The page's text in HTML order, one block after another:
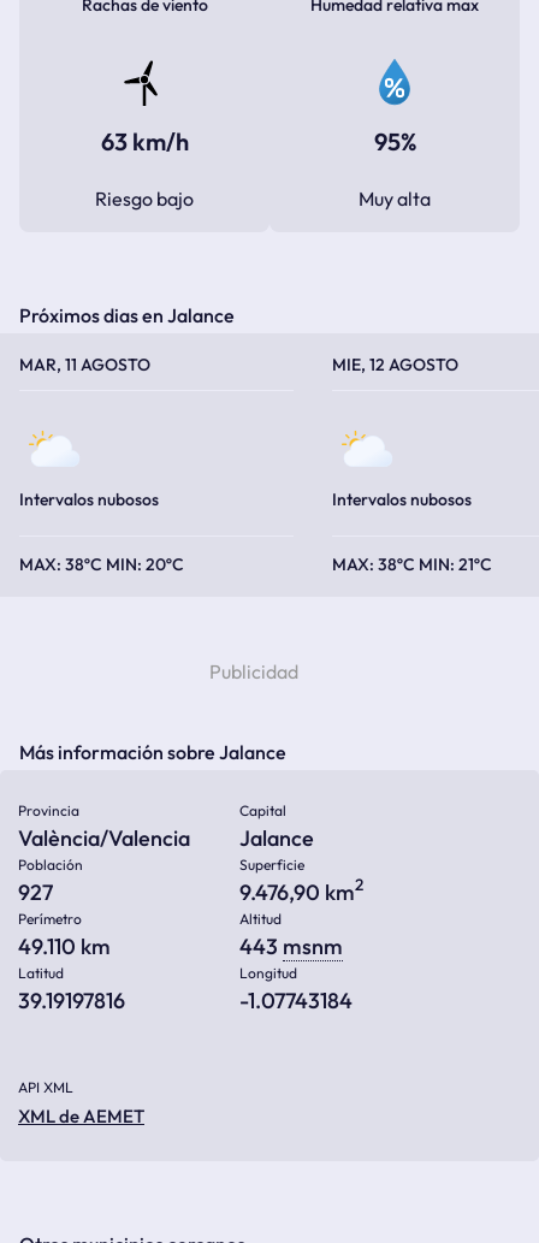
Rachas de viento
63 km/h
Riesgo bajo
Humedad relativa max
95%
Muy alta
Próximos dias en Jalance
MAR, 11 AGOSTO
Intervalos nubosos
38ºC 20ºC
MIE, 12 AGOSTO
Intervalos nubosos
38ºC 21ºC
Más información sobre Jalance
Provincia
València/Valencia
Capital
Jalance
Población
927
Superficie
9.476,90 km2
Perímetro
49.110 km
Altitud
443 msnm
Latitud
39.19197816
Longitud
-1.07743184
API XML
XML de AEMET